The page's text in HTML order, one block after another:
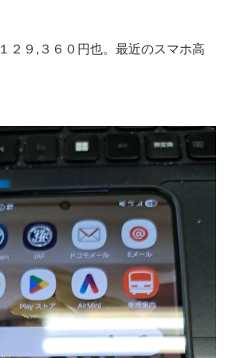
２９,３６０円也。最近のスマホ高